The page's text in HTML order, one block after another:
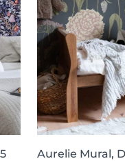
Aurelie Mural,